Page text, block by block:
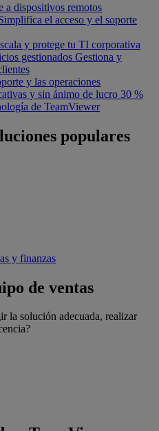
a dispositivos remotos
el acceso y el soporte
y protege tu TI corporativa
gestionados Gestiona y
y las operaciones
y sin ánimo de lucro 30 %
de TeamViewer
populares
y finanzas
de ventas
la solución adecuada, realizar